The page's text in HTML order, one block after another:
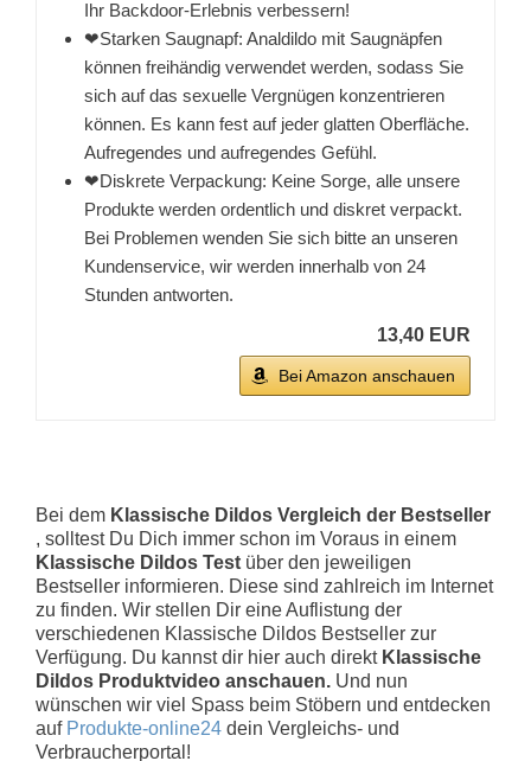
Ihr Backdoor-Erlebnis verbessern!
❤Starken Saugnapf: Analdildo mit Saugnäpfen
können freihändig verwendet werden, sodass Sie
sich auf das sexuelle Vergnügen konzentrieren
können. Es kann fest auf jeder glatten Oberfläche.
Aufregendes und aufregendes Gefühl.
❤Diskrete Verpackung: Keine Sorge, alle unsere
Produkte werden ordentlich und diskret verpackt.
Bei Problemen wenden Sie sich bitte an unseren
Kundenservice, wir werden innerhalb von 24
Stunden antworten.
13,40 EUR
Bei Amazon anschauen
Bei dem Klassische Dildos Vergleich der Bestseller
, solltest Du Dich immer schon im Voraus in einem
Klassische Dildos Test über den jeweiligen
Bestseller informieren. Diese sind zahlreich im Internet
zu finden. Wir stellen Dir eine Auflistung der
verschiedenen Klassische Dildos Bestseller zur
Verfügung. Du kannst dir hier auch direkt Klassische
Dildos Produktvideo anschauen. Und nun
wünschen wir viel Spass beim Stöbern und entdecken
auf Produkte-online24 dein Vergleichs- und
Verbraucherportal!